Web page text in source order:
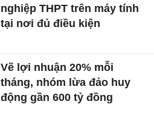
nghiệp THPT trên máy tính
tại nơi đủ điều kiện
Vẽ lợi nhuận 20% mỗi
tháng, nhóm lừa đảo huy
động gần 600 tỷ đồng